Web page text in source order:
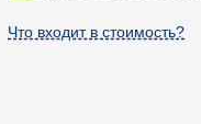
Что входит в стоимость?